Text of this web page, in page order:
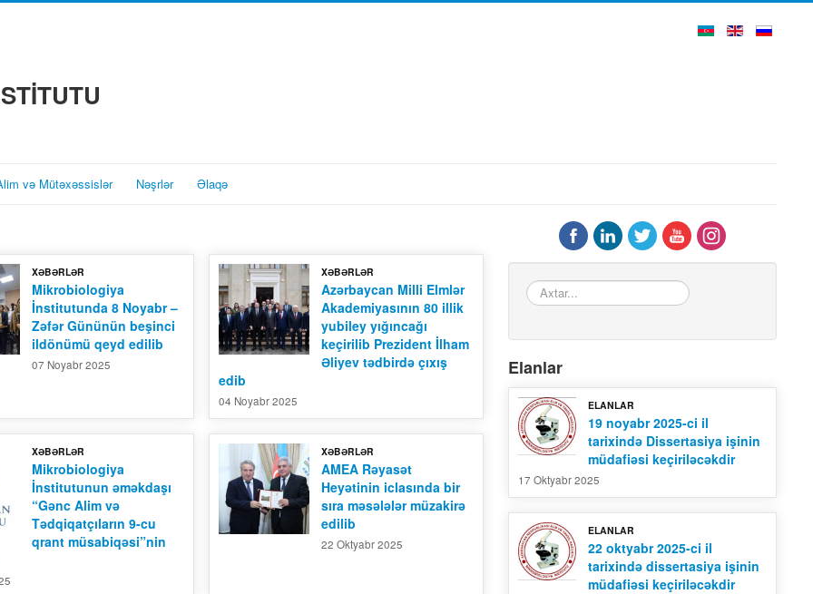
və Mütəxəssislər Nəşrlər Əlaqə
XƏBƏRLƏR
Mikrobiologiya
İnstitutunda 8 Noyabr –
Zəfər Gününün beşinci
ildönümü qeyd edilib
07 Noyabr 2025
XƏBƏRLƏR
Azərbaycan Milli Elmlər
Akademiyasının 80 illik
yubiley yığıncağı
keçirilib Prezident İlham
Əliyev tədbirdə çıxış
edib
04 Noyabr 2025
XƏBƏRLƏR
Mikrobiologiya
İnstitutunun əməkdaşı
“Gənc Alim və
Tədqiqatçıların 9-cu
qrant müsabiqəsi”nin
XƏBƏRLƏR
AMEA Rəyasət
Heyətinin iclasında bir
sıra məsələlər müzakirə
edilib
22 Oktyabr 2025
Axtar...
Elanlar
ELANLAR
19 noyabr 2025-ci il
tarixində Dissertasiya işinin
müdafiəsi keçiriləcəkdir
17 Oktyabr 2025
ELANLAR
22 oktyabr 2025-ci il
tarixində dissertasiya işinin
müdafiəsi keçiriləcəkdir